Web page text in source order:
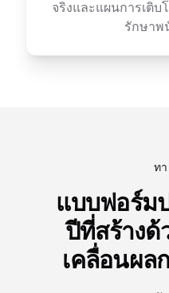
จริงและแผนการเติบ
รักษาพ
ท
แบบฟอร์ม
ปีที่สร้างด้
เคลื่อนผล